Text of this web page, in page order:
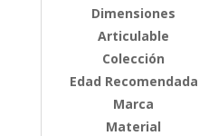
Dimensiones
Articulable
Colección
Edad Recomendada
Marca
Material